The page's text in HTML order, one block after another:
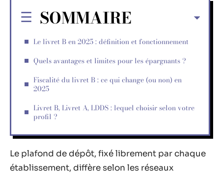
SOMMAIRE
Le livret B en 2025 : définition et fonctionnement
Quels avantages et limites pour les épargnants ?
Fiscalité du livret B : ce qui change (ou non) en
2025
Livret B, Livret A, LDDS : lequel choisir selon votre
profil ?
Le plafond de dépôt, fixé librement par chaque
établissement, diffère selon les réseaux